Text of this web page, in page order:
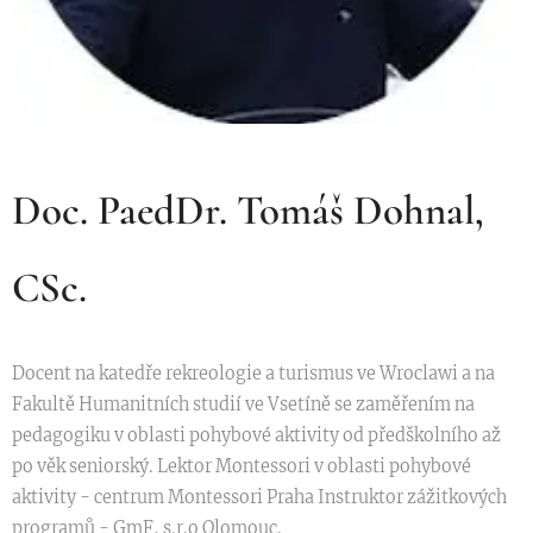
Doc. PaedDr. Tomáš Dohnal,
CSc.
Docent na katedře rekreologie a turismus ve Wroclawi a na
Fakultě Humanitních studií ve Vsetíně se zaměřením na
pedagogiku v oblasti pohybové aktivity od předškolního až
po věk seniorský. Lektor Montessori v oblasti pohybové
aktivity - centrum Montessori Praha Instruktor zážitkových
programů - GmF, s.r.o Olomouc.